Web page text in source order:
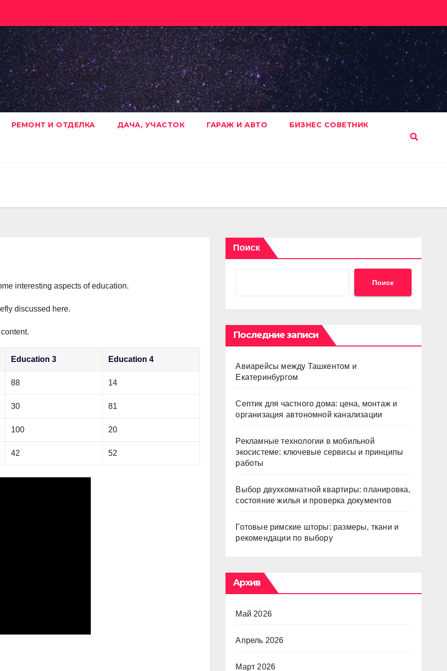
РЕМОНТ И ОТДЕЛКА ДАЧА, УЧАСТОК ГАРАЖ И АВТО БИЗНЕС СОВЕТНИК
interesting aspects of education.
discussed here.
Education 3 Education 4
88 14
30 81
100 20
42 52
Поиск
Поиск
Последние записи
Авиарейсы между Ташкентом и
Екатеринбургом
Септик для частного дома: цена, монтаж и
организация автономной канализации
Рекламные технологии в мобильной
экосистеме: ключевые сервисы и принципы
работы
Выбор двухкомнатной квартиры: планировка,
состояние жилья и проверка документов
Готовые римские шторы: размеры, ткани и
рекомендации по выбору
Архив
Май 2026
Апрель 2026
Март 2026